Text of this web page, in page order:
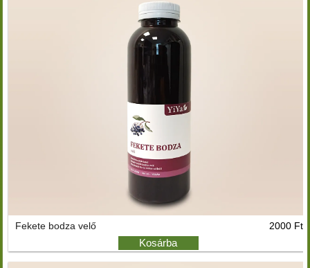
Fekete bodza velő 2000 Ft
Kosárba